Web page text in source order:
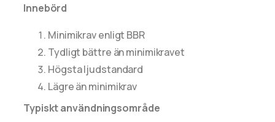
Innebörd
Minimikrav enligt BBR
Tydligt bättre än minimikravet
Högsta ljudstandard
Lägre än minimikrav
Typiskt användningsområde